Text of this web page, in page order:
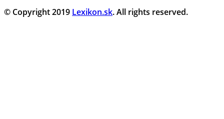
© Copyright 2019 Lexikon.sk. All rights reserved.